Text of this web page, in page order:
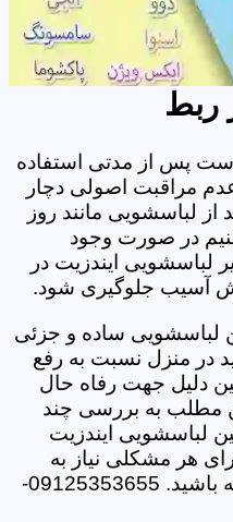
ربط
پس از مدتی استفاده
مراقبت اصولی دچار
از لباسشویی مانند روز
در صورت وجود
لباسشویی ایندزیت در
آسیب جلوگیری شود.
لباسشویی ساده و جزئی
در منزل نسبت به رفع
دلیل جهت رفاه حال
مطلب به بررسی چند
لباسشویی ایندزیت
هر مشکلی نیاز به
حضور تکنسین در منزل نداشته باشید. 09125353655-